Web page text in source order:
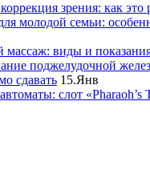
зрения: как это
молодой семьи:
массаж: виды и
поджелудочной
сдавать 15.Янв
слот «Pharaoh’s